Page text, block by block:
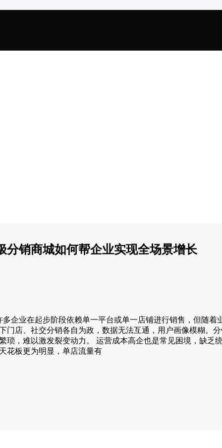
分销商城如何帮企业实现全场景增长
企业在起步阶段依赖单一平台或单一店铺进行销售，但随着
门店、社交分销各自为政，数据无法互通，用户画像模糊。
琐，难以激发裂变动力。 运营成本高企也是常见困境，缺乏
花板更为明显，单店流量有